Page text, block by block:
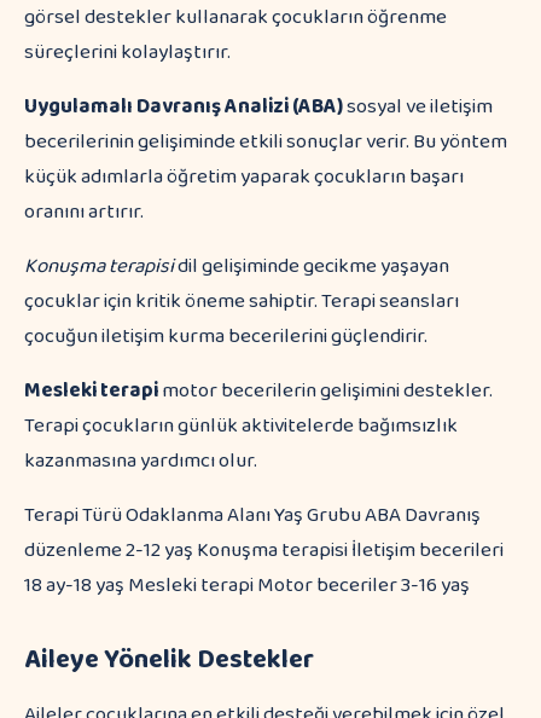
görsel destekler kullanarak çocukların öğrenme
süreçlerini kolaylaştırır.
Uygulamalı Davranış Analizi (ABA)sosyal ve iletişim
becerilerinin gelişiminde etkili sonuçlar verir. Bu yöntem
küçük adımlarla öğretim yaparak çocukların başarı
oranını artırır.
Konuşma terapisidil gelişiminde gecikme yaşayan
çocuklar için kritik öneme sahiptir. Terapi seansları
çocuğun iletişim kurma becerilerini güçlendirir.
Mesleki terapimotor becerilerin gelişimini destekler.
Terapi çocukların günlük aktivitelerde bağımsızlık
kazanmasına yardımcı olur.
Terapi Türü Odaklanma Alanı Yaş Grubu ABA Davranış
düzenleme 2-12 yaş Konuşma terapisi İletişim becerileri
18 ay-18 yaş Mesleki terapi Motor beceriler 3-16 yaş
Aileye Yönelik Destekler